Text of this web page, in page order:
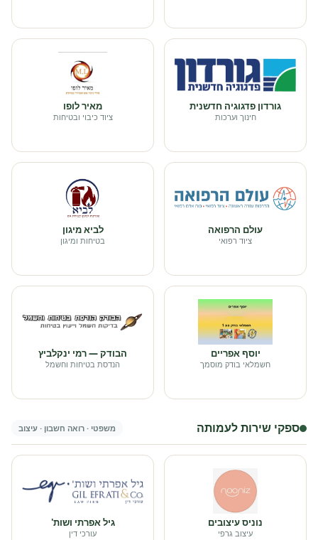
גורדון פדגוגיה חדשנית
חינוך וערכות
מאיר לופו
ציוד כיבוי ובטיחות
עולם הרפואה
ציוד רפואי
לביא מיגון
בטיחות ומיגון
יוסף אפריים
חשמלאי בודק מוסמך
הבודק — רמי ינקלביץ
הנדסת בטיחות וחשמל
ספקי שירות לעמותה משפטי · רואה חשבון · עיצוב
נוניס עיצובים
עיצוב גרפי
גיל אפרתי ושות'
עורכי דין